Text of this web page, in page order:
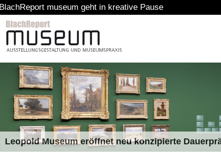
museum geht in kreative Pause
Leopold Museum eröffnet neu konzipierte